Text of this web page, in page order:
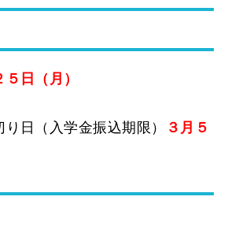
５日（月）
日（入学金振込期限）
３月５